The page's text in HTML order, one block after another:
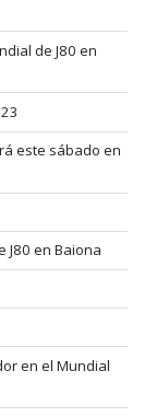
de J80 en
este sábado en
J80 en Baiona
en el Mundial